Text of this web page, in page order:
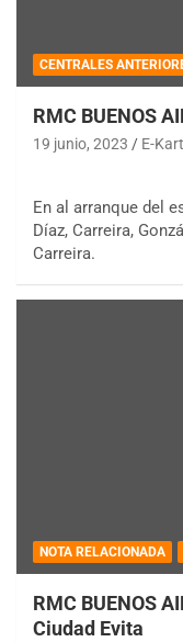
CENTRALES
RMC BUENOS
19 junio, 2023 E-Kart
En al arranque del
Díaz, Carreira,
Carreira.
NOTA RELACIONADA
RMC BUENOS
Ciudad Evita